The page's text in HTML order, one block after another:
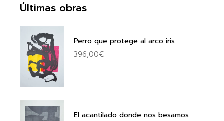
Últimas obras
Perro que protege al arco iris
396,00€
El acantilado donde nos besamos